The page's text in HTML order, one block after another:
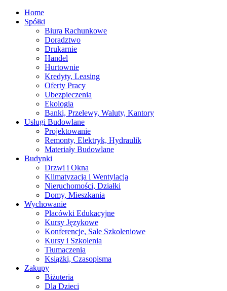
Home
Spółki
Biura Rachunkowe
Doradztwo
Drukarnie
Handel
Hurtownie
Kredyty, Leasing
Oferty Pracy
Ubezpieczenia
Ekologia
Banki, Przelewy, Waluty, Kantory
Usługi Budowlane
Projektowanie
Remonty, Elektryk, Hydraulik
Materiały Budowlane
Budynki
Drzwi i Okna
Klimatyzacja i Wentylacja
Nieruchomości, Działki
Domy, Mieszkania
Wychowanie
Placówki Edukacyjne
Kursy Językowe
Konferencje, Sale Szkoleniowe
Kursy i Szkolenia
Tłumaczenia
Książki, Czasopisma
Zakupy
Biżuteria
Dla Dzieci